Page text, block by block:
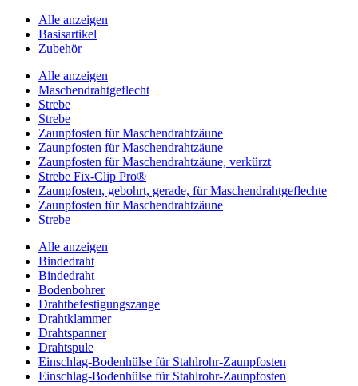
Alle anzeigen
Basisartikel
Zubehör
Alle anzeigen
Maschendrahtgeflecht
Strebe
Strebe
Zaunpfosten für Maschendrahtzäune
Zaunpfosten für Maschendrahtzäune
Zaunpfosten für Maschendrahtzäune, verkürzt
Strebe Fix-Clip Pro®
Zaunpfosten, gebohrt, gerade, für Maschendrahtgeflechte
Zaunpfosten für Maschendrahtzäune
Strebe
Alle anzeigen
Bindedraht
Bindedraht
Bodenbohrer
Drahtbefestigungszange
Drahtklammer
Drahtspanner
Drahtspule
Einschlag-Bodenhülse für Stahlrohr-Zaunpfosten
Einschlag-Bodenhülse für Stahlrohr-Zaunpfosten